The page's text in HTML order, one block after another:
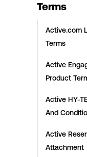
Terms
Active.com
Terms
Active
Product
Active HY-
And
Active
Attachment